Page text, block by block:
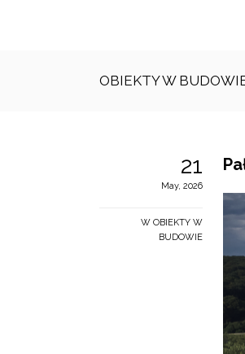
OBIEKTY W
21
May, 2026
W OBIEKTY W
BUDOWIE